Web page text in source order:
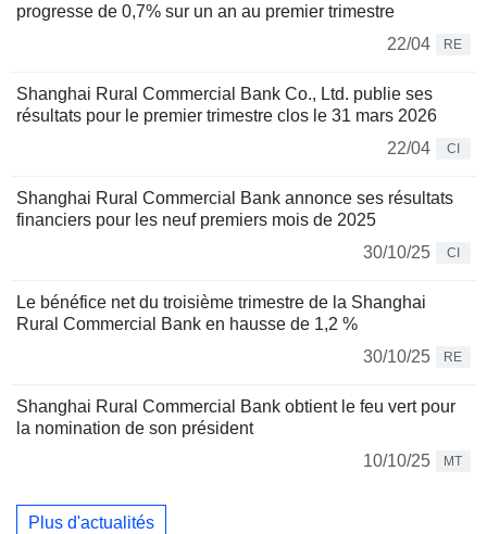
progresse de 0,7% sur un an au premier trimestre
22/04
RE
Shanghai Rural Commercial Bank Co., Ltd. publie ses
résultats pour le premier trimestre clos le 31 mars 2026
22/04
CI
Shanghai Rural Commercial Bank annonce ses résultats
financiers pour les neuf premiers mois de 2025
30/10/25
CI
Le bénéfice net du troisième trimestre de la Shanghai
Rural Commercial Bank en hausse de 1,2 %
30/10/25
RE
Shanghai Rural Commercial Bank obtient le feu vert pour
la nomination de son président
10/10/25
MT
Plus d'actualités